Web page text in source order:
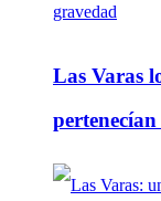
Las Varas